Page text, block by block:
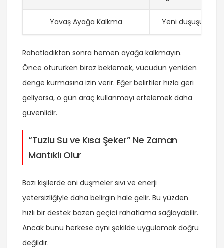
Yavaş Ayağa Kalkma Yeni düşüşün
Rahatladıktan sonra hemen ayağa kalkmayın.
Önce otururken biraz beklemek, vücudun yeniden
denge kurmasına izin verir. Eğer belirtiler hızla geri
geliyorsa, o gün araç kullanmayı ertelemek daha
güvenlidir.
“Tuzlu Su ve Kısa Şeker” Ne Zaman
Mantıklı Olur
Bazı kişilerde ani düşmeler sıvı ve enerji
yetersizliğiyle daha belirgin hale gelir. Bu yüzden
hızlı bir destek bazen geçici rahatlama sağlayabilir.
Ancak bunu herkese aynı şekilde uygulamak doğru
değildir.